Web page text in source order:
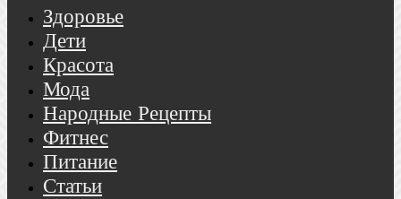
Здоровье
Дети
Красота
Мода
Народные Рецепты
Фитнес
Питание
Статьи